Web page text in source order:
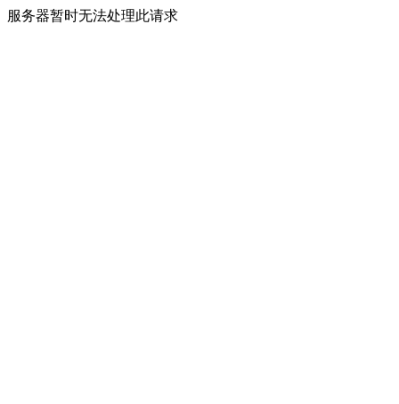
服务器暂时无法处理此请求